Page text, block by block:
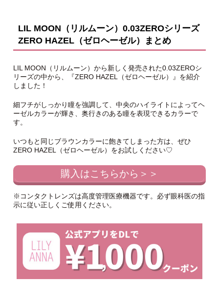
LIL MOON（リルムーン）0.03ZEROシリーズ
ZERO HAZEL（ゼロヘーゼル）まとめ
LIL MOON（リルムーン）から新しく発売された0.03ZEROシ
リーズの中から、『ZERO HAZEL（ゼロヘーゼル）』を紹介
しました！
細フチがしっかり瞳を強調して、中央のハイライトによってヘ
ーゼルカラーが輝き、奥行きのある瞳を表現できるカラーで
す。
いつもと同じブラウンカラーに飽きてしまった方は、ぜひ
ZERO HAZEL（ゼロヘーゼル）をお試しください♡
購入はこちらから＞＞
※コンタクトレンズは高度管理医療機器です。必ず眼科医の指
示に従い正しくご使用ください。